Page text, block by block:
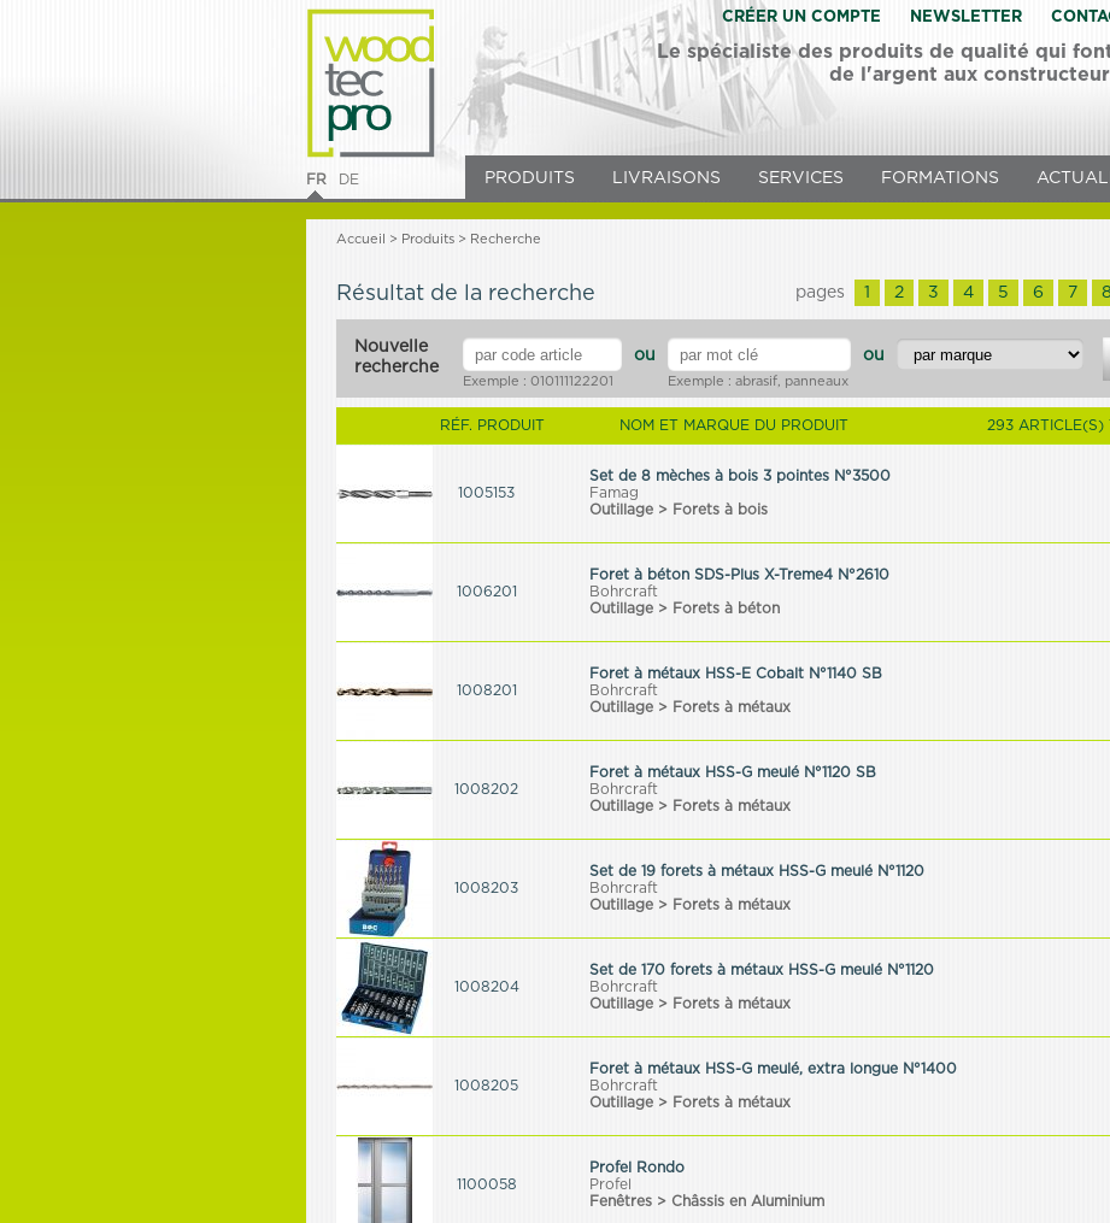
FR DE
CRÉER UN COMPTE NEWSLETTER
Le spécialiste des produits de qualité qui
de l'argent aux
PRODUITS LIVRAISONS SERVICES FORMATIONS
Accueil > Produits> Recherche
Résultat de la recherche pages 1 2 3 4 5 6 7 8
Nouvelle
recherche
Exemple : 010111122201 Exemple : abrasif, panneaux
ou ou
RÉF. PRODUIT NOM ET MARQUE DU PRODUIT 293
1005153
Set de 8 mèches à bois 3 pointes N°3500
Famag
Outillage > Forets à bois
1006201
Foret à béton SDS-Plus X-Treme4 N°2610
Bohrcraft
Outillage > Forets à béton
1008201
Foret à métaux HSS-E Cobalt N°1140 SB
Bohrcraft
Outillage > Forets à métaux
1008202
Foret à métaux HSS-G meulé N°1120 SB
Bohrcraft
Outillage > Forets à métaux
1008203
Set de 19 forets à métaux HSS-G meulé N°1120
Bohrcraft
Outillage > Forets à métaux
1008204
Set de 170 forets à métaux HSS-G meulé N°1120
Bohrcraft
Outillage > Forets à métaux
1008205
Foret à métaux HSS-G meulé, extra longue N°1400
Bohrcraft
Outillage > Forets à métaux
1100058
Profel Rondo
Profel
Fenêtres > Châssis en Aluminium